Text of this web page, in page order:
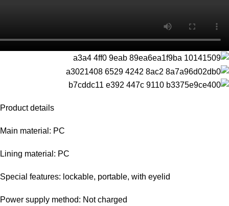
Product details
Main material: PC
Lining material: PC
Special features: lockable, portable, with eyelid
Power supply method: Not charged